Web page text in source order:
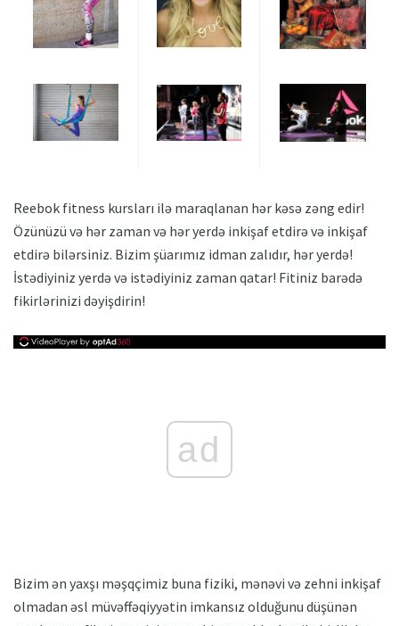
Reebok fitness kursları ilə maraqlanan hər kəsə zəng edir!
Özünüzü və hər zaman və hər yerdə inkişaf etdirə və inkişaf
etdirə bilərsiniz. Bizim şüarımız idman zalıdır, hər yerdə!
İstədiyiniz yerdə və istədiyiniz zaman qatar! Fitiniz barədə
fikirlərinizi dəyişdirin!
ad
Bizim ən yaxşı məşqçimiz buna fiziki, mənəvi və zehni inkişaf
olmadan əsl müvəffəqiyyətin imkansız olduğunu düşünən